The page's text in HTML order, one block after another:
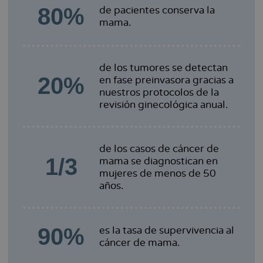
80%
de pacientes conserva la
mama.
20%
de los tumores se detectan
en fase preinvasora gracias a
nuestros protocolos de la
revisión ginecológica anual.
1/3
de los casos de cáncer de
mama se diagnostican en
mujeres de menos de 50
años.
90%
es la tasa de supervivencia al
cáncer de mama.